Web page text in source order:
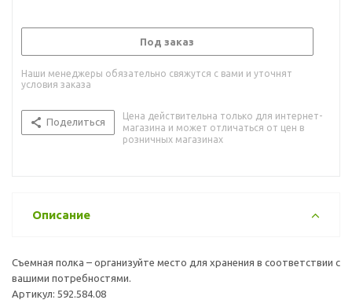
Под заказ
Наши менеджеры обязательно свяжутся с вами и уточнят
условия заказа
Поделиться
Цена действительна только для интернет-
магазина и может отличаться от цен в
розничных магазинах
Описание
Съемная полка – организуйте место для хранения в соответствии с
вашими потребностями.
Артикул: 592.584.08